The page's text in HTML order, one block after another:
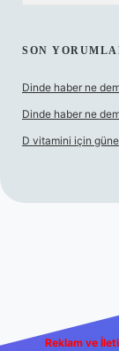
SON
Dinde haber ne
Dinde haber ne
D vitamini için
Reklam ve